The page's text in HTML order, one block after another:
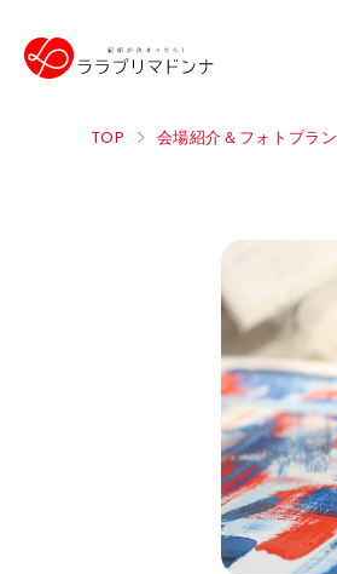
TOP 会場紹介＆フォトプラン